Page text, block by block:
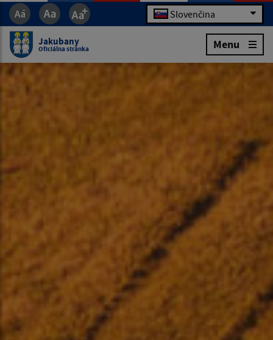
Slovenčina
Jakubany
Oficiálna stránka Menu